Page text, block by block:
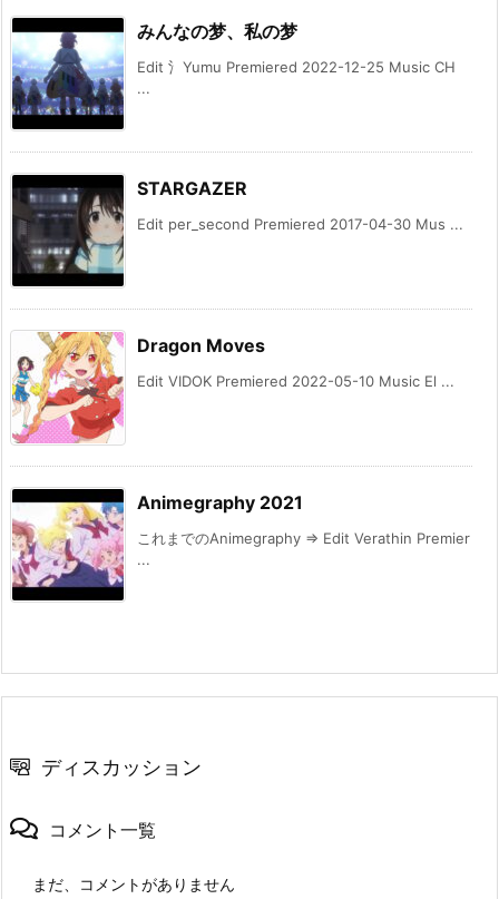
みんなの梦、私の梦
Edit 氵Yumu Premiered 2022-12-25 Music CH
...
STARGAZER
Edit per_second Premiered 2017-04-30 Mus ...
Dragon Moves
Edit VIDOK Premiered 2022-05-10 Music El ...
Animegraphy 2021
これまでのAnimegraphy ⇒ Edit Verathin Premier
...
ディスカッション
コメント一覧
まだ、コメントがありません